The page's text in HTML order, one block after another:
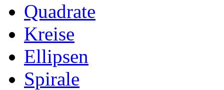
Quadrate
Kreise
Ellipsen
Spirale